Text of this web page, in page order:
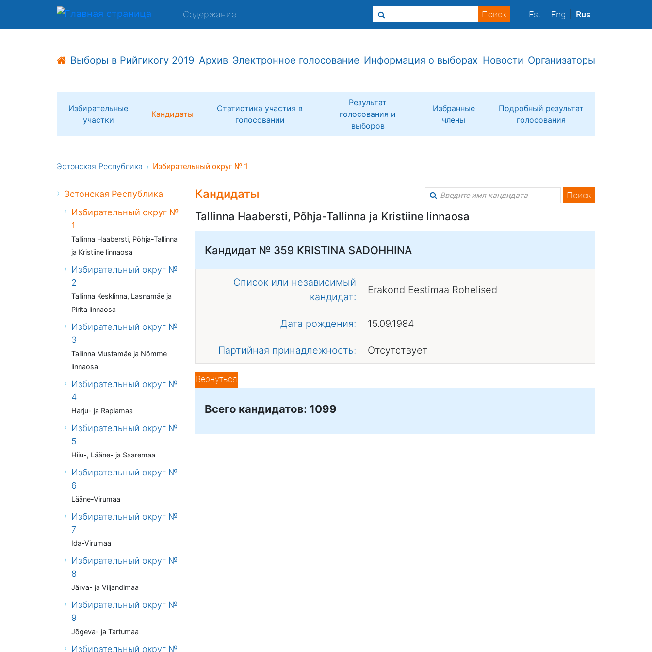
Содержание Est Eng Rus
Выборы в Рийгикогу 2019 Архив Электронное голосование Информация о выборах Новости Организаторы
Избирательные
участки
Кандидаты
Статистика участия в
голосовании
Результат
голосования и
выборов
Избранные
члены
Подробный результат
голосования
Эстонская Республика Избирательный округ № 1
Эстонская Республика
Избирательный округ №
1
Tallinna Haabersti, Põhja-Tallinna
ja Kristiine linnaosa
Избирательный округ №
2
Tallinna Kesklinna, Lasnamäe ja
Pirita linnaosa
Избирательный округ №
3
Tallinna Mustamäe ja Nõmme
linnaosa
Избирательный округ №
4
Harju- ja Raplamaa
Избирательный округ №
5
Hiiu-, Lääne- ja Saaremaa
Избирательный округ №
6
Lääne-Virumaa
Избирательный округ №
7
Ida-Virumaa
Избирательный округ №
8
Järva- ja Viljandimaa
Избирательный округ №
9
Jõgeva- ja Tartumaa
Избирательный округ №
Кандидаты Поиск
Tallinna Haabersti, Põhja-Tallinna ja Kristiine linnaosa
Кандидат № 359 KRISTINA SADOHHINA
Список или независимый
кандидат:
Erakond Eestimaa Rohelised
Дата рождения: 15.09.1984
Партийная принадлежность: Отсутствует
Вернуться
Всего кандидатов: 1099